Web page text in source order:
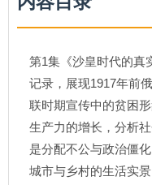
第1集《沙皇时代的真
记录，展现1917年前
联时期宣传中的贫困
生产力的增长，分析
是分配不公与政治僵
城市与乡村的生活实